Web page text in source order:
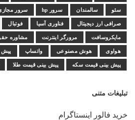
سئو سالمندان سرور hp سرور
صرافی ارز دیجیتال فناوری آسیا فوتبال
مایکروسافت مرورگر اینترنت مشاوره
هواوی هوش مصنوعی واتساپ پیش
پیش بینی قیمت سکه پیش بینی قیمت طلا
تبلیغات متنی
خرید فالور اینستاگرام